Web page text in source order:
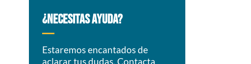
¿NECESITAS AYUDA?
Estaremos encantados de
aclarar tus dudas. Contacta